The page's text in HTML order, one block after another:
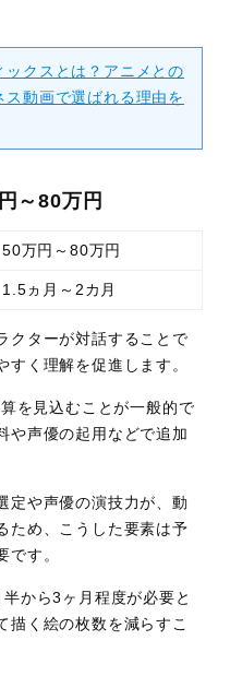
ックスとは？アニメとの
動画で選ばれる理由を
～80万円
50万円～80万円
1.5ヵ月～2カ月
クターが対話することで
く理解を促進します。
を見込むことが一般的で
や声優の起用などで追加
定や声優の演技力が、動
ため、こうした要素は予
です。
から3ヶ月程度が必要と
描く絵の枚数を減らすこ